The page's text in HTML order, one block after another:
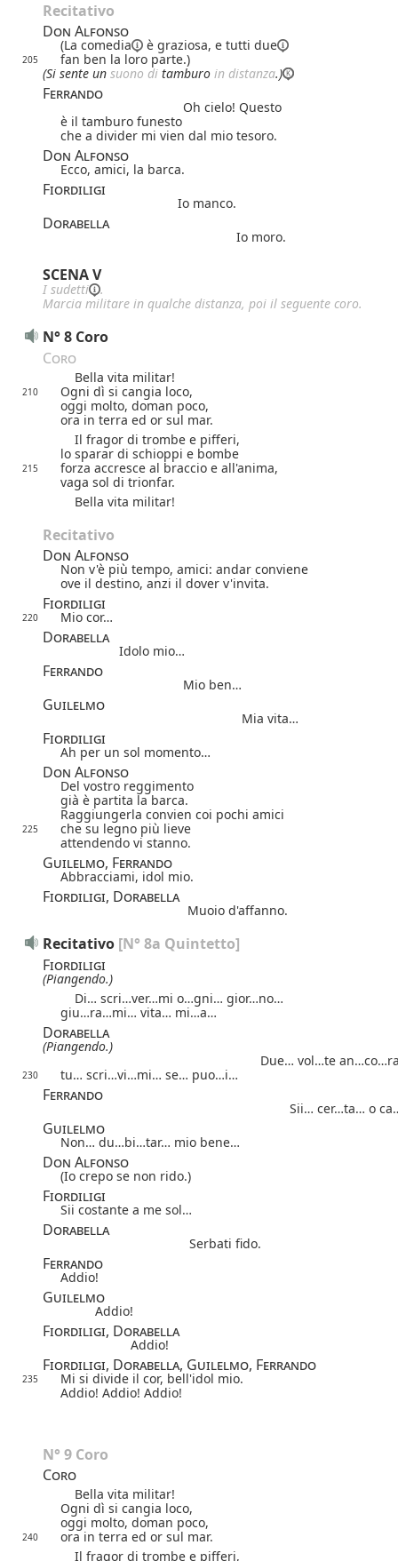
Recitativo
Don Alfonso
(La comedia è graziosa, e tutti due
205
fan ben la loro parte.)
(Si sente un suono di tamburo in distanza.)
Ferrando
Oh cielo! Questo
è il tamburo funesto
che a divider mi vien dal mio tesoro.
Don Alfonso
Ecco, amici, la barca.
Fiordiligi
Io manco.
Dorabella
Io moro.
SCENA V
I sudetti
.
Marcia militare in qualche distanza, poi il seguente coro.
N° 8 Coro
Coro
Bella vita militar!
210
Ogni dì si cangia loco,
oggi molto, doman poco,
ora in terra ed or sul mar.
Il fragor di trombe e pifferi,
lo sparar di schioppi e bombe
215
forza accresce al braccio e all'anima,
vaga sol di trionfar.
Bella vita militar!
Recitativo
Don Alfonso
Non v'è più tempo, amici: andar conviene
ove il destino, anzi il dover v'invita.
Fiordiligi
220 Mio cor…
Dorabella
Idolo mio…
Ferrando
Mio ben…
Guilelmo
Mia vita…
Fiordiligi
Ah per un sol momento…
Don Alfonso
Del vostro reggimento
già è partita la barca.
Raggiungerla convien coi pochi amici
225
che su legno più lieve
attendendo vi stanno.
Guilelmo, Ferrando
Abbracciami, idol mio.
Fiordiligi, Dorabella
Muoio d'affanno.
Recitativo [N° 8a Quintetto]
Fiordiligi
(Piangendo.)
Di… scri…ver…mi o…gni… gior…no…
giu…ra…mi… vita… mi…a…
Dorabella
(Piangendo.)
Due… vol…te
230 tu… scri…vi…mi… se… puo…i…
Ferrando
Sii… cer…ta… o
Guilelmo
Non… du…bi…tar… mio bene…
Don Alfonso
(Io crepo se non rido.)
Fiordiligi
Sii costante a me sol…
Dorabella
Serbati fido.
Ferrando
Addio!
Guilelmo
Addio!
Fiordiligi, Dorabella
Addio!
Fiordiligi, Dorabella, Guilelmo, Ferrando
235
Mi si divide il cor, bell'idol mio.
Addio! Addio! Addio!
N° 9 Coro
Coro
Bella vita militar!
Ogni dì si cangia loco,
oggi molto, doman poco,
240
ora in terra ed or sul mar.
Il fragor di trombe e pifferi,